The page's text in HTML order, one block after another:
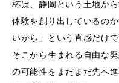
杯は、静岡という土地か
体験を創り出しているの
いから」という直感だけ
そこから生まれる自由な
の可能性をまだまだ先へ